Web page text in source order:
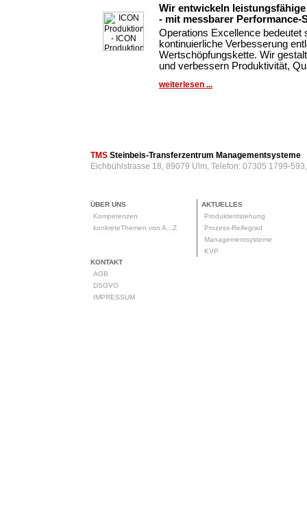
Wir entwickeln
- mit messbarer Performance-
Operations Excellence bedeutet
kontinuierliche Verbesserung
Wertschöpfungskette. Wir
und verbessern Produktivität,
weiterlesen ...
TMS Steinbeis-Transferzentrum Managementsysteme
Eichbühlstrasse 18, 89079 Ulm, Telefon: 07305 1799-
ÜBER UNS
Kompetenzen
konkreteThemen von A...Z
AKTUELLES
Produktentstehung
Prozess-Reifegrad
Managementsysteme
KVP
KONTAKT
AGB
DSGVO
IMPRESSUM